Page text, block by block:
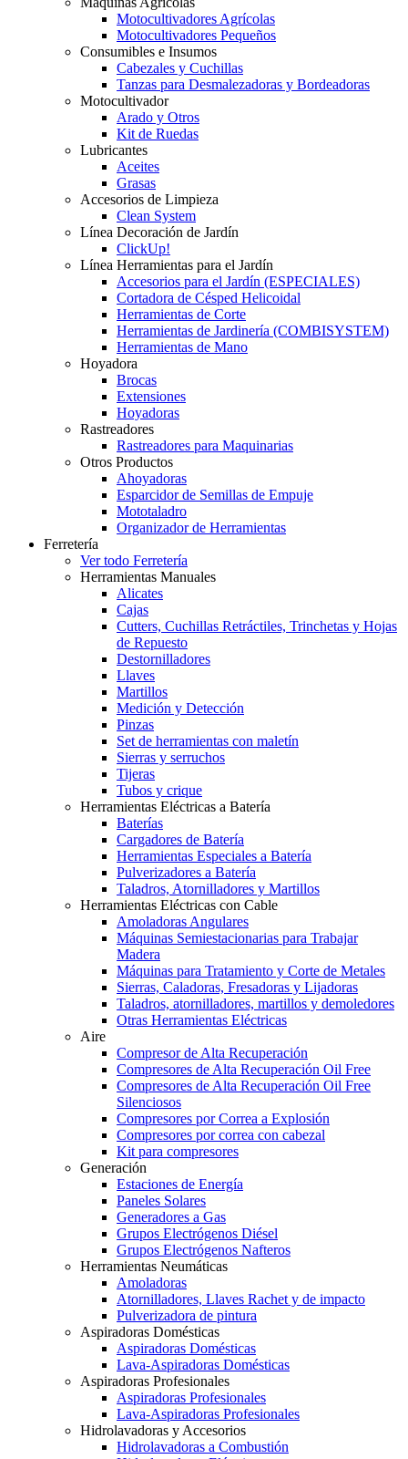
Motocultivadores Agrícolas
Motocultivadores Pequeños
Consumibles e Insumos
Cabezales y Cuchillas
Tanzas para Desmalezadoras y Bordeadoras
Motocultivador
Arado y Otros
Kit de Ruedas
Lubricantes
Aceites
Grasas
Accesorios de Limpieza
Clean System
Línea Decoración de Jardín
ClickUp!
Línea Herramientas para el Jardín
Accesorios para el Jardín (ESPECIALES)
Cortadora de Césped Helicoidal
Herramientas de Corte
Herramientas de Jardinería (COMBISYSTEM)
Herramientas de Mano
Hoyadora
Brocas
Extensiones
Hoyadoras
Rastreadores
Rastreadores para Maquinarias
Otros Productos
Ahoyadoras
Esparcidor de Semillas de Empuje
Mototaladro
Organizador de Herramientas
Ferretería
Ver todo Ferretería
Herramientas Manuales
Alicates
Cajas
Cutters, Cuchillas Retráctiles, Trinchetas y Hojas
de Repuesto
Destornilladores
Llaves
Martillos
Medición y Detección
Pinzas
Set de herramientas con maletín
Sierras y serruchos
Tijeras
Tubos y crique
Herramientas Eléctricas a Batería
Baterías
Cargadores de Batería
Herramientas Especiales a Batería
Pulverizadores a Batería
Taladros, Atornilladores y Martillos
Herramientas Eléctricas con Cable
Amoladoras Angulares
Máquinas Semiestacionarias para Trabajar
Madera
Máquinas para Tratamiento y Corte de Metales
Sierras, Caladoras, Fresadoras y Lijadoras
Taladros, atornilladores, martillos y demoledores
Otras Herramientas Eléctricas
Aire
Compresor de Alta Recuperación
Compresores de Alta Recuperación Oil Free
Compresores de Alta Recuperación Oil Free
Silenciosos
Compresores por Correa a Explosión
Compresores por correa con cabezal
Kit para compresores
Generación
Estaciones de Energía
Paneles Solares
Generadores a Gas
Grupos Electrógenos Diésel
Grupos Electrógenos Nafteros
Herramientas Neumáticas
Amoladoras
Atornilladores, Llaves Rachet y de impacto
Pulverizadora de pintura
Aspiradoras Domésticas
Aspiradoras Domésticas
Lava-Aspiradoras Domésticas
Aspiradoras Profesionales
Aspiradoras Profesionales
Lava-Aspiradoras Profesionales
Hidrolavadoras y Accesorios
Hidrolavadoras a Combustión